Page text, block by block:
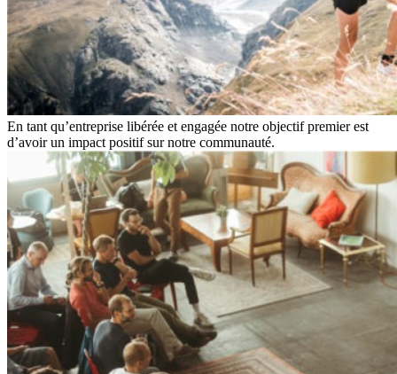
En tant qu’entreprise libérée et engagée notre objectif premier est
d’avoir un impact positif sur notre communauté.